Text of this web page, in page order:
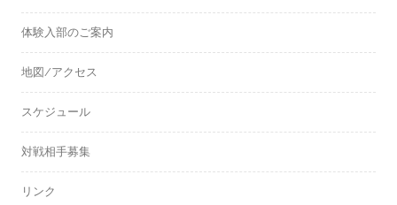
体験入部のご案内
地図/アクセス
スケジュール
対戦相手募集
リンク